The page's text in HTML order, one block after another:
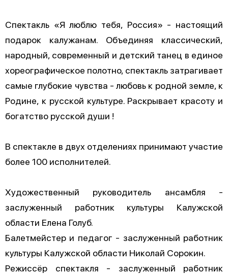
Спектакль «Я люблю тебя, Россия» - настоящий
подарок калужанам. Объединяя классический,
народный, современный и детский танец в единое
хореографическое полотно, спектакль затрагивает
самые глубокие чувства - любовь к родной земле, к
Родине, к русской культуре. Раскрывает красоту и
богатство русской души !
В спектакле в двух отделениях принимают участие
более 100 исполнителей.
Художественный руководитель ансамбля -
заслуженный работник культуры Калужской
области Елена Голуб.
Балетмейстер и педагог - заслуженный работник
культуры Калужской области Николай Сорокин.
Режиссёр спектакля - заслуженный работник